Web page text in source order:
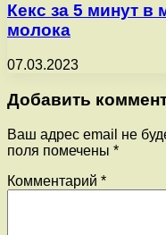
Кекс за 5 минут в
молока
07.03.2023
Добавить
Ваш адрес email не
поля помечены *
Комментарий *